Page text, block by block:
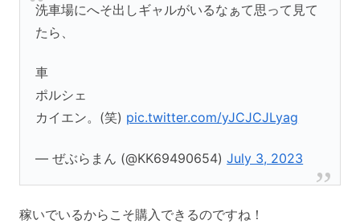
洗車場にへそ出しギャルがいるなぁて思って見て
たら、
車
ポルシェ
カイエン。(笑) pic.twitter.com/yJCJCJLyag
— ぜぶらまん (@KK69490654)July 3, 2023
稼いでいるからこそ購入できるのですね！